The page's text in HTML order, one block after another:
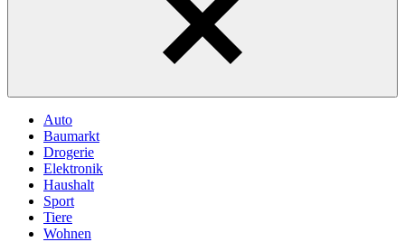
Auto
Baumarkt
Drogerie
Elektronik
Haushalt
Sport
Tiere
Wohnen